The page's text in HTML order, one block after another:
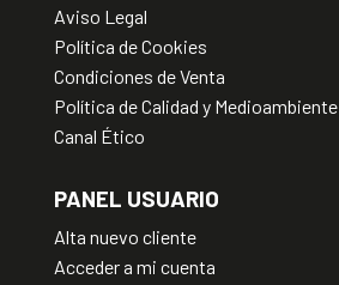
Aviso Legal
Política de Cookies
Condiciones de Venta
Política de Calidad y Medioambiente
Canal Ético
PANEL USUARIO
Alta nuevo cliente
Acceder a mi cuenta